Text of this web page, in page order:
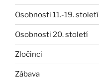
Osobnosti 11.-19. století
Osobnosti 20. století
Zločinci
Zábava